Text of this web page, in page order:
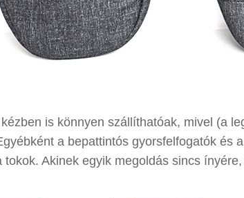
is könnyen szállíthatóak, mivel (a
a bepattintós gyorsfelfogatók és
tokok. Akinek egyik megoldás sincs